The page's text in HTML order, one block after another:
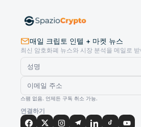
매일 크립토 인텔 + 마켓 뉴스
최신 암호화폐 뉴스와 시장 분석을 메일로
스팸 없음. 언제든 구독 취소 가능.
연결하기